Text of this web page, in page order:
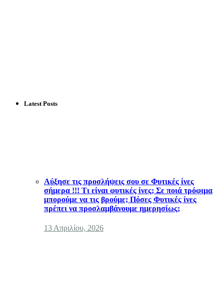
Latest Posts
Αύξησε τις προσλήψεις σου σε Φυτικές ίνες
σήμερα !!! Τι είναι φυτικές ίνες; Σε ποιά τρόφιμα
μπορούμε να τις βρούμε; Πόσες Φυτικές ίνες
πρέπει να προσλαμβάνουμε ημερησίως;
13 Απριλίου, 2026